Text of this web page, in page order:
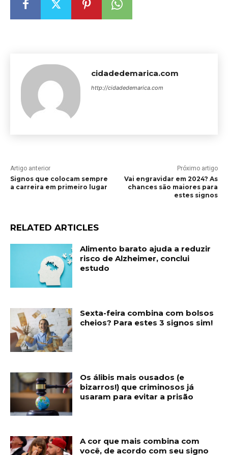
cidadedemarica.com
http://cidadedemarica.com
Artigo anterior
Signos que colocam sempre
a carreira em primeiro lugar
Próximo artigo
Vai engravidar em 2024? As
chances são maiores para
estes signos
RELATED ARTICLES
Alimento barato ajuda a reduzir
risco de Alzheimer, conclui
estudo
Sexta-feira combina com bolsos
cheios? Para estes 3 signos sim!
Os álibis mais ousados (e
bizarros!) que criminosos já
usaram para evitar a prisão
A cor que mais combina com
você, de acordo com seu signo